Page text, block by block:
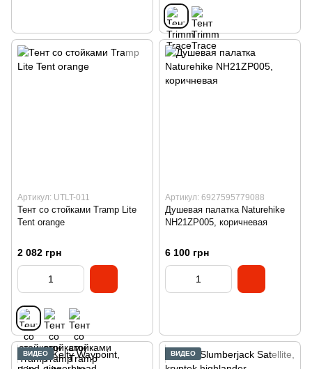
Артикул: UTLT-011
Тент со стойками Tramp Lite
Tent orangе
2 082 грн
Артикул: 6927595779088
Душевая палатка Naturehike
NH21ZP005, коричневая
6 100 грн
ВИДЕО ВИДЕО